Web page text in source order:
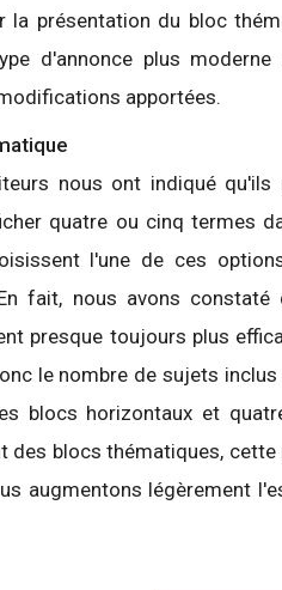
la présentation du bloc
d'annonce plus
apportées.
nous ont indiqué
quatre ou cinq termes
l'une de ces
fait, nous avons
presque toujours plus
le nombre de sujets
blocs horizontaux et
des blocs thématiques,
augmentons légèrement